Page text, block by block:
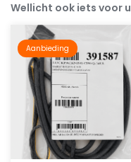
Wellicht ook iets voor u
Aanbieding